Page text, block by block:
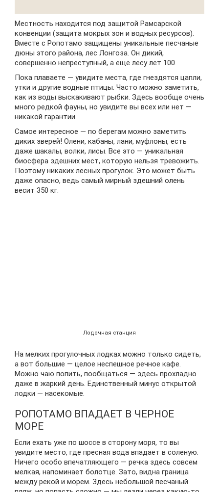
Местность находится под защитой Рамсарской
конвенции (защита мокрых зон и водных ресурсов).
Вместе с Ропотамо защищены уникальные песчаные
дюны этого района, лес Лонгоза. Он дикий,
совершенно непреступный, а еще лесу лет 100.
Пока плаваете — увидите места, где гнездятся цапли,
утки и другие водные птицы. Часто можно заметить,
как из воды выскакивают рыбки. Здесь вообще очень
много редкой фауны, но увидите вы всех или нет —
никакой гарантии.
Самое интересное — по берегам можно заметить
диких зверей! Олени, кабаны, лани, муфлоны, есть
даже шакалы, волки, лисы. Все это — уникальная
биосфера здешних мест, которую нельзя тревожить.
Поэтому никаких лесных прогулок. Это может быть
даже опасно, ведь самый мирный здешний олень
весит 350 кг.
Лодочная станция
На мелких прогулочных лодках можно только сидеть,
а вот большие — целое неспешное речное кафе.
Можно чаю попить, пообщаться — здесь прохладно
даже в жаркий день. Единственный минус открытой
лодки — насекомые.
РОПОТАМО ВПАДАЕТ В ЧЕРНОЕ
МОРЕ
Если ехать уже по шоссе в сторону моря, то вы
увидите место, где пресная вода впадает в соленую.
Ничего особо впечатляющего — речка здесь совсем
мелкая, напоминает болотце. Зато, видна граница
между рекой и морем. Здесь небольшой песчаный